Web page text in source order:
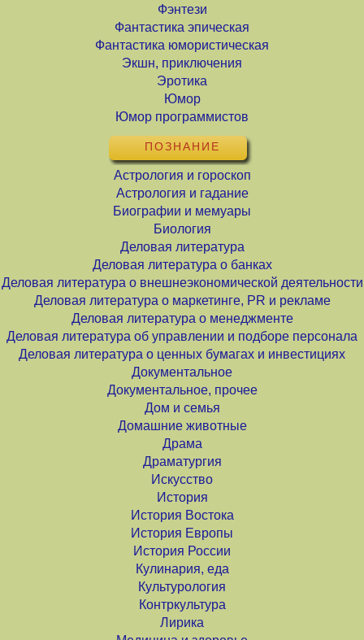
Фэнтези
Фантастика эпическая
Фантастика юмористическая
Экшн, приключения
Эротика
Юмор
Юмор программистов
ПОЗНАНИЕ
Астрология и гороскоп
Астрология и гадание
Биографии и мемуары
Биология
Деловая литература
Деловая литература о банках
Деловая литература о внешнеэкономической деятельности
Деловая литература о маркетинге, PR и рекламе
Деловая литература о менеджменте
Деловая литература об управлении и подборе персонала
Деловая литература о ценных бумагах и инвестициях
Документальное
Документальное, прочее
Дом и семья
Домашние животные
Драма
Драматургия
Искусство
История
История Востока
История Европы
История России
Кулинария, еда
Культурология
Контркультура
Лирика